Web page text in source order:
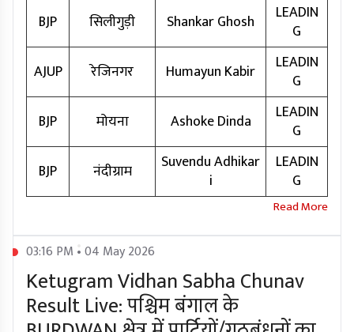
BJP
सिलीगुड़ी Shankar Ghosh
LEADIN
G
AJUP
रेजिनगर Humayun Kabir
LEADIN
G
BJP
मोयना Ashoke Dinda
LEADIN
G
BJP
नंदीग्राम
Suvendu Adhikar
i
LEADIN
G
03:16 PM • 04 May 2026
Ketugram Vidhan Sabha Chunav
Result Live: पश्चिम बंगाल के